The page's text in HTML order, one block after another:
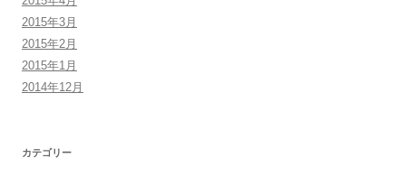
2015年3月
2015年2月
2015年1月
2014年12月
カテゴリー